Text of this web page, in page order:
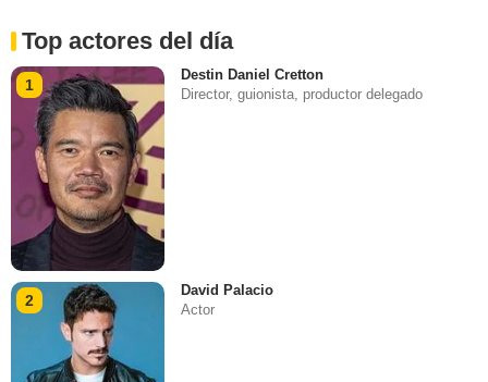
Top actores del día
1
Destin Daniel Cretton
Director, guionista, productor delegado
2
David Palacio
Actor